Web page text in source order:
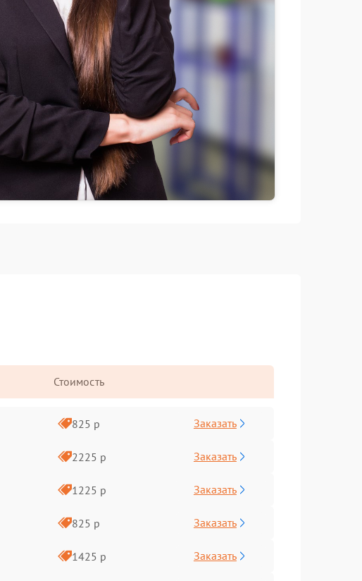
Стоимость
825 р Заказать
2225 р Заказать
1225 р Заказать
825 р Заказать
1425 р Заказать